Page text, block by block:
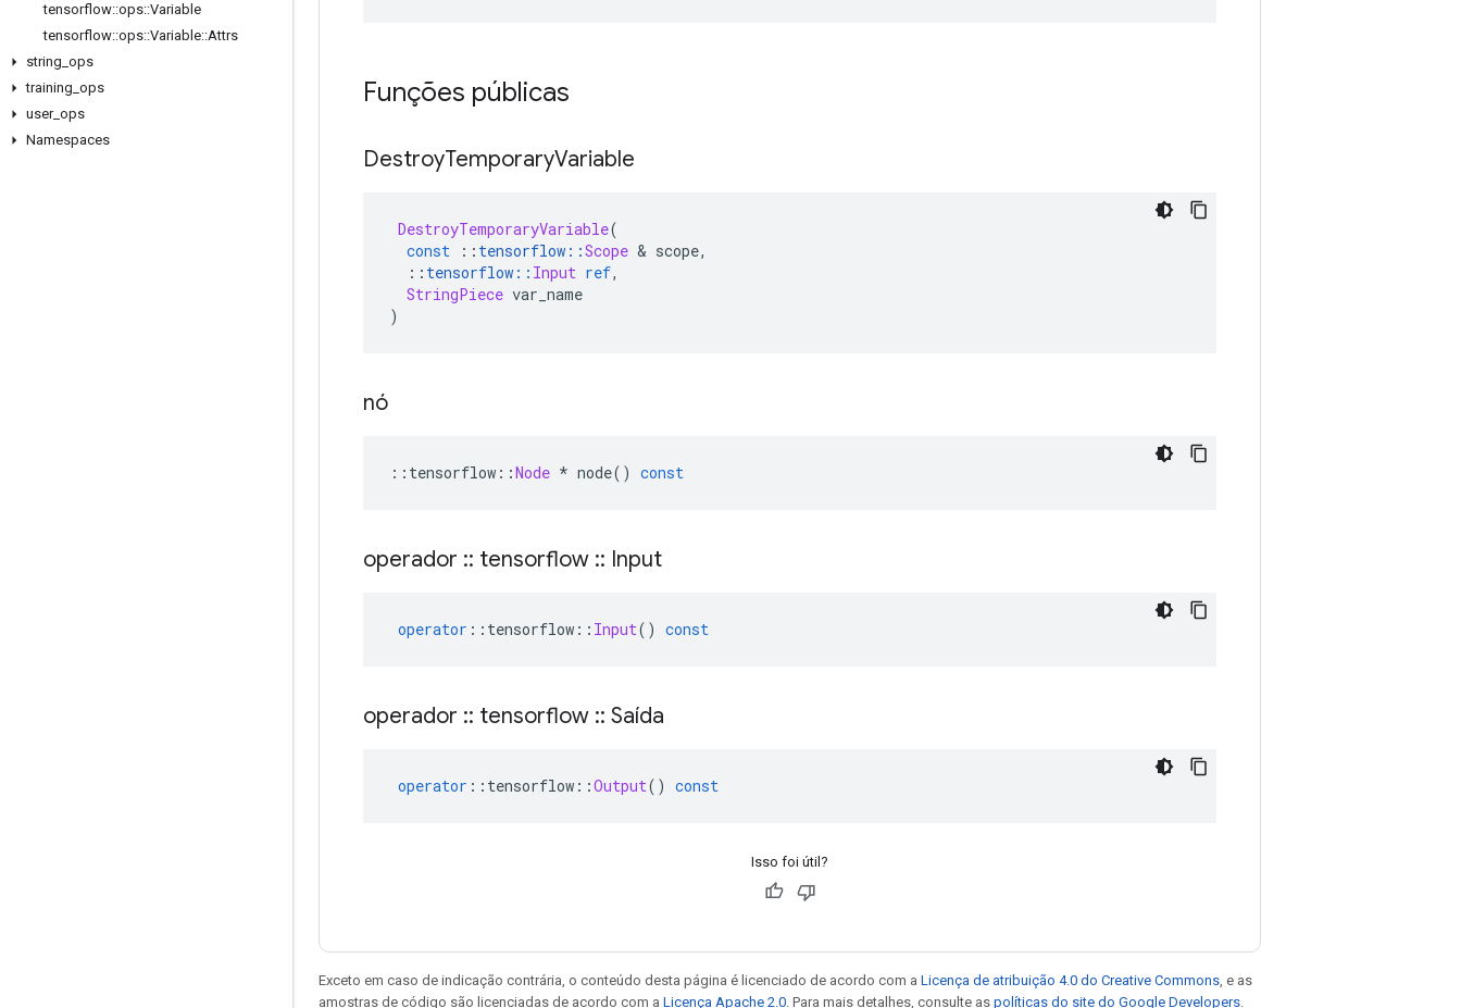
tensorflow::ops::Variable
tensorflow::ops::Variable::Attrs
string ops
training ops
user_ ops
Namespaces
Funções públicas
DestroyTemporaryVariable
DestroyTemporaryVariable(
const
:: tensorflow ::Scope & scope,
:: tensorflow :: Input ref,
StringPiece var_name
)
nó
:: tensorflow ::Node * node() const
operador :: tensorflow :: Input
operator :: tensorflow :: Input() const
operador :: tensorflow :: Saída
operator :: tensorflow ::Output() const
Isso foi útil?
Exceto em caso de indicação contrária, o conteúdo desta página é licenciado de acordo com a Licença de atribuição 4.0 do Creative Commons , e as
amostras de código são licenciadas de acordo com a Licença Apache 2.0 . Para mais detalhes, consulte as políticas do site do Google Developers